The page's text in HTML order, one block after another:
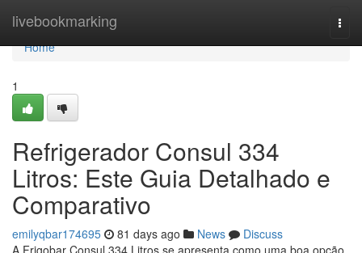
livebookmarking
Home
Home
1
Refrigerador Consul 334
Litros: Este Guia Detalhado e
Comparativo
emilyqbar174695 81 days ago News
Discuss
A Frigobar Consul 334 Litros se apresenta como uma boa opção